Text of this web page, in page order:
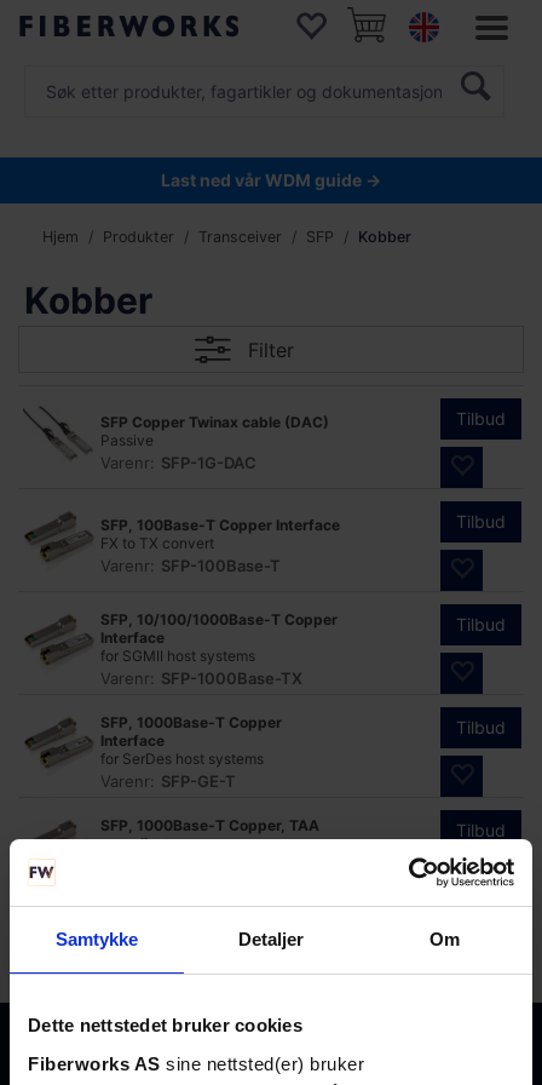
Samtykke Detaljer Om
Dette nettstedet bruker cookies
Fiberworks AS sine nettsted(er) bruker
Last ned vår WDM guide →
Hjem Produkter Transceiver SFP Kobber
Kobber
Filter
SFP Copper Twinax cable (DAC)
Passive
Varenr: SFP-1G-DAC
Tilbud
SFP, 100Base-T Copper Interface
FX to TX convert
Varenr: SFP-100Base-T
Tilbud
SFP, 10/100/1000Base-T Copper
Interface
for SGMII host systems
Varenr: SFP-1000Base-TX
Tilbud
SFP, 1000Base-T Copper
Interface
for SerDes host systems
Varenr: SFP-GE-T
Tilbud
SFP, 1000Base-T Copper, TAA
compliant
Tilbud
TAA compl
Tilbud